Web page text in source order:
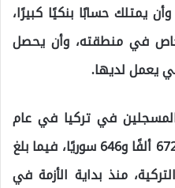
يمتلك حسابًا بنكيًا كبيرًا،
في منطقته، وأن يحصل
يعمل لديها.
المسجلين في تركيا في عام
2021، ما يقارب ثلاثة ملايين و672 ألفًا و646 سوريًا، فيما بلغ
منذ بداية الأزمة في